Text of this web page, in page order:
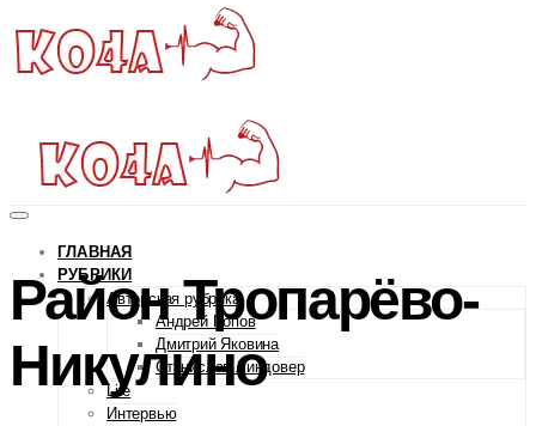
ГЛАВНАЯ
РУБРИКИ
Авторская рубрика
Андрей Попов
Дмитрий Яковина
Станислав Линдовер
Life
Интервью
Район Тропарёво-
Никулино